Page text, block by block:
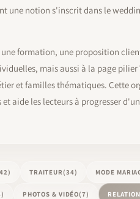
une notion s'inscrit dans le
formation, une proposition
mais aussi à la page
et familles thématiques. Cette
aide les lecteurs à progresser
TRAITEUR (34) MODE
PHOTOS & VIDÉO(7)